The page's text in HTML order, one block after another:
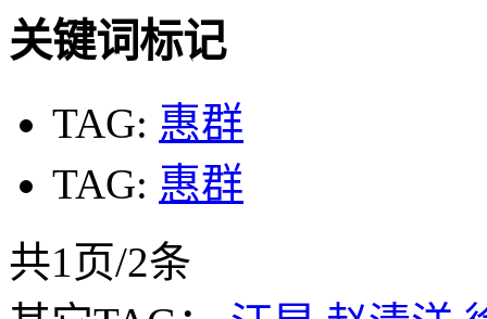
关键词标记
TAG: 惠群
TAG: 惠群
共1页/2条